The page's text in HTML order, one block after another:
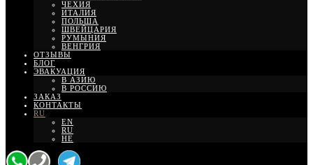
ЧЕХИЯ
ИТАЛИЯ
ПОЛЬША
ШВЕЙЦАРИЯ
РУМЫНИЯ
ВЕНГРИЯ
ОТЗЫВЫ
БЛОГ
ЭВАКУАЦИЯ
В АЗИЮ
В РОССИЮ
ЗАКАЗ
КОНТАКТЫ
RU
EN
RU
HE